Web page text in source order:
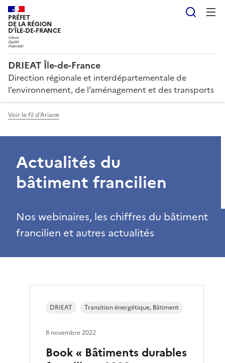
PRÉFET
DE LA RÉGION
D'ÎLE-DE-FRANCE
DRIEAT Île-de-France
Direction régionale et interdépartementale de
l’environnement, de l’aménagement et des transports
Voir le fil d'Ariane
Actualités du
bâtiment francilien
Nos webinaires, les chiffres du bâtiment
francilien et autres actualités
Book « Bâtiments durables
DRIEAT Transition énergétique, Bâtiment
8 novembre 2022